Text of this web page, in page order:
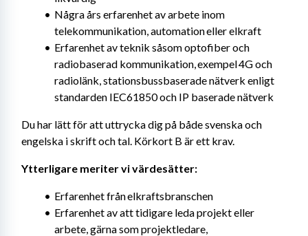
Några års erfarenhet av arbete inom
telekommunikation, automation eller elkraft
Erfarenhet av teknik såsom optofiber och
radiobaserad kommunikation, exempel 4G och
radiolänk, stationsbussbaserade nätverk enligt
standarden IEC61850 och IP baserade nätverk
Du har lätt för att uttrycka dig på både svenska och
engelska i skrift och tal. Körkort B är ett krav.
Ytterligare meriter vi värdesätter:
Erfarenhet från elkraftsbranschen
Erfarenhet av att tidigare leda projekt eller
arbete, gärna som projektledare,